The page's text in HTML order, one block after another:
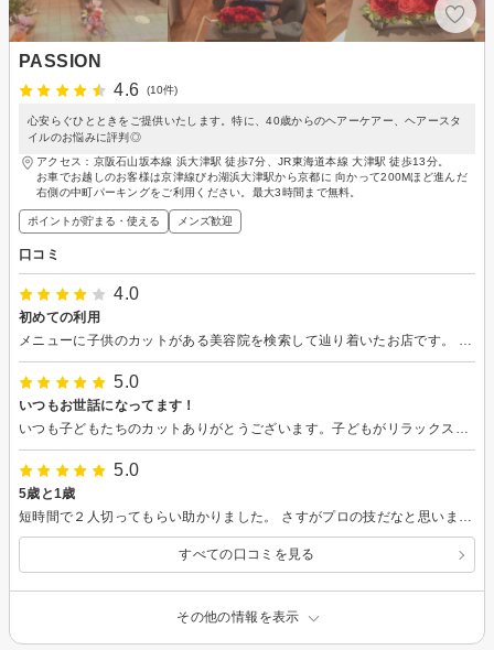
PASSION
4.6
(10件)
心安らぐひとときをご提供いたします。特に、40歳からのヘアーケアー、ヘアースタ
イルのお悩みに評判◎
アクセス：京阪石山坂本線 浜大津駅 徒歩7分、JR東海道本線 大津駅 徒歩13分。
お車でお越しのお客様は京津線びわ湖浜大津駅から京都に 向かって200Mほど進んだ
右側の中町パーキングをご利用ください。最大3時間まで無料。
ポイントが貯まる・使える メンズ歓迎
口コミ
4.0
初めての利用
メニューに子供のカットがある美容院を検索して辿り着いたお店です。 毛量が多く、扱いが難しいので、軽くしていただきました。 とても丁寧にカットしていただき、仕上がりも親子で大満足でした。 またよろしくお願いいたします。
5.0
いつもお世話になってます！
いつも子どもたちのカットありがとうございます。子どもがリラックスできるように優しく話しかけてくださいます。
5.0
5歳と1歳
短時間で２人切ってもらい助かりました。 さすがプロの技だなと思いました。 これからもよろしくお願いします。
すべての口コミを見る
その他の情報を表示